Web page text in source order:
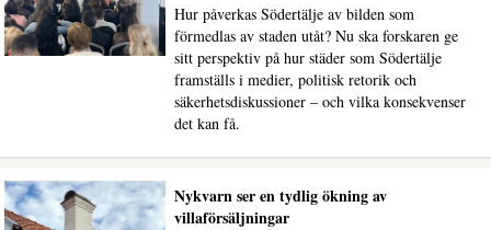
Hur påverkas Södertälje av bilden som
förmedlas av staden utåt? Nu ska forskaren ge
sitt perspektiv på hur städer som Södertälje
framställs i medier, politisk retorik och
säkerhetsdiskussioner – och vilka konsekvenser
det kan få.
Nykvarn ser en tydlig ökning av
villaförsäljningar